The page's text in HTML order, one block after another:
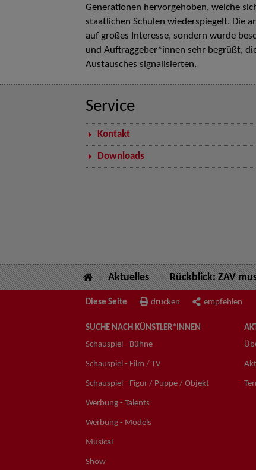
Generationen hervorgehoben, welche
staatlichen Schulen wiederspiegelt. Die
auf großes Interesse, sondern wurde
und Auftraggeber*innen sehr begrüßt,
Austausches signalisierten.
Service
Kontakt
Downloads
Aktuelles Rückblick: ZAV
Diese Seite drucken empfehlen
SUCHE NACH KÜNSTLER*INNEN
Schauspiel - Bühne
Schauspiel - Film / TV
Schauspiel - Figur / Puppe / Objekt
Werbung - Talents
Werbung - Models
Musical
Show